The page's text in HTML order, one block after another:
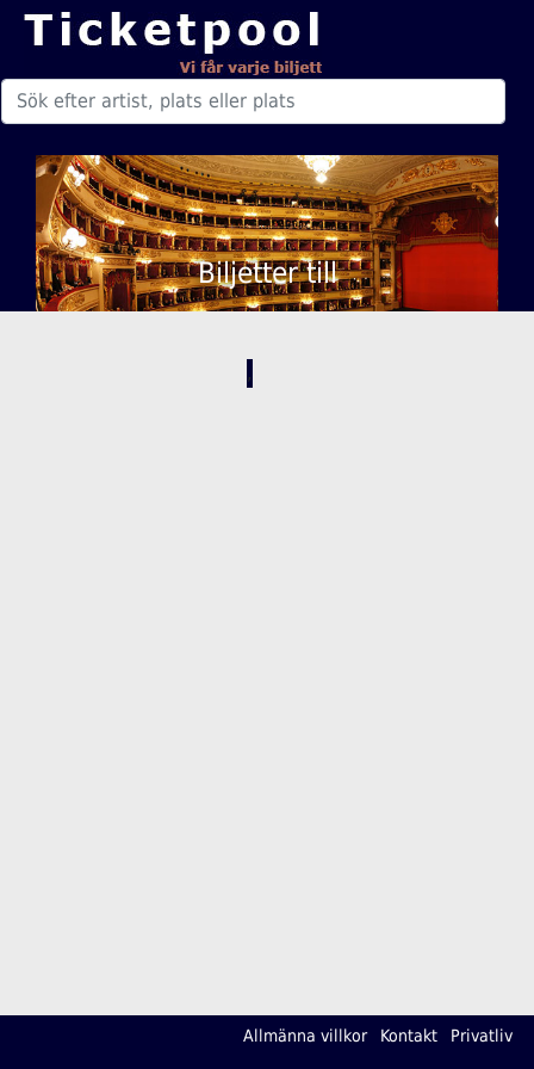
Biljetter till
,
Allmänna villkor Kontakt Privatliv